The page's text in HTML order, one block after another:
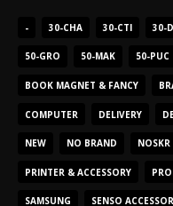
- 30-CHA 30-CTI 30-
50-GRO 50-MAK 50-PUC
BOOK MAGNET & FANCY
COMPUTER DELIVERY
NEW NO BRAND NOSKR
PRINTER & ACCESSORY
SAMSUNG SENSO